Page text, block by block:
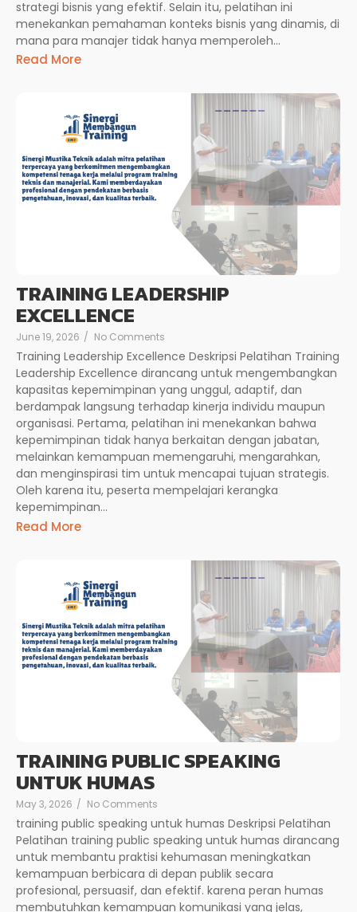
strategi bisnis yang efektif. Selain itu, pelatihan ini
menekankan pemahaman konteks bisnis yang dinamis, di
mana para manajer tidak hanya memperoleh...
Read More
TRAINING LEADERSHIP
EXCELLENCE
June 19, 2026 / No Comments
Training Leadership Excellence Deskripsi Pelatihan Training
Leadership Excellence dirancang untuk mengembangkan
kapasitas kepemimpinan yang unggul, adaptif, dan
berdampak langsung terhadap kinerja individu maupun
organisasi. Pertama, pelatihan ini menekankan bahwa
kepemimpinan tidak hanya berkaitan dengan jabatan,
melainkan kemampuan memengaruhi, mengarahkan,
dan menginspirasi tim untuk mencapai tujuan strategis.
Oleh karena itu, peserta mempelajari kerangka
kepemimpinan...
Read More
TRAINING PUBLIC SPEAKING
UNTUK HUMAS
May 3, 2026 / No Comments
training public speaking untuk humas Deskripsi Pelatihan
Pelatihan training public speaking untuk humas dirancang
untuk membantu praktisi kehumasan meningkatkan
kemampuan berbicara di depan publik secara
profesional, persuasif, dan efektif. karena peran humas
membutuhkan kemampuan komunikasi yang jelas,